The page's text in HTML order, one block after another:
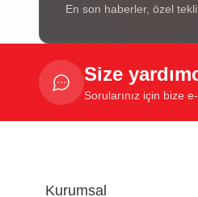
En son haberler, özel
Size
Sorularınız için bize
Kurumsal